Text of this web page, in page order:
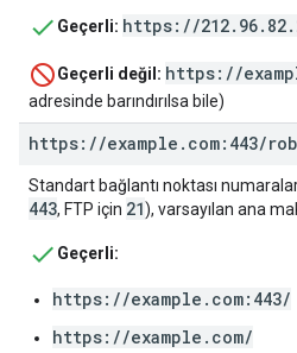
Geçerli: https://
Geçerli değil: https://
adresinde barındırılsa bile)
https: //example . com:443/
Standart bağlantı noktası
443, FTP için 21), varsayılan ana
Geçerli:
https://example.com:443/
https://example.com/